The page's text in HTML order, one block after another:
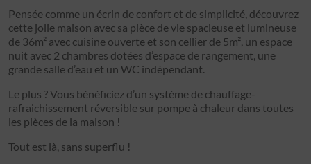
Pensée comme un écrin de confort et de simplicité, découvrez
cette jolie maison avec sa pièce de vie spacieuse et lumineuse
de 36m² avec cuisine ouverte et son cellier de 5m², un espace
nuit avec 2 chambres dotées d’espace de rangement, une
grande salle d’eau et un WC indépendant.
Le plus ? Vous bénéficiez d’un système de chauffage-
rafraichissement réversible sur pompe à chaleur dans toutes
les pièces de la maison !
Tout est là, sans superflu !